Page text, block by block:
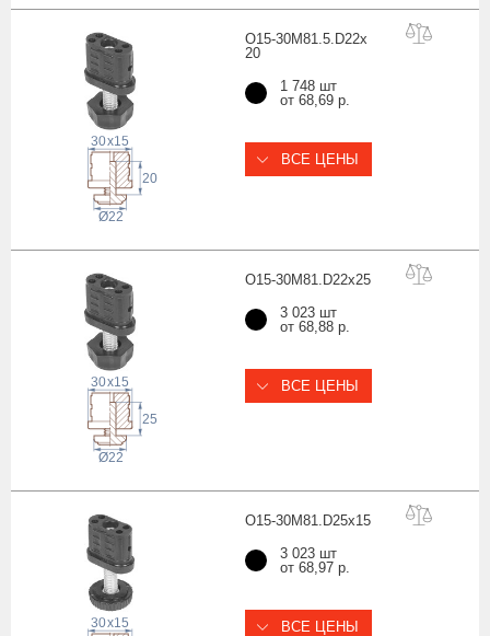
O15-30M81.5.D22x
20
15
x
30
20
Ø22
1 748 шт
от 68,69 р.
ВСЕ ЦЕНЫ
O15-30M81.D22x25
15
x
30
25
Ø22
3 023 шт
от 68,88 р.
ВСЕ ЦЕНЫ
O15-30M81.D25x15
15
x
30
3 023 шт
от 68,97 р.
ВСЕ ЦЕНЫ